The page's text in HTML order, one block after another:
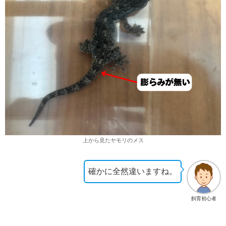
上から見たヤモリのメス
飼育初心者
確かに全然違いますね。